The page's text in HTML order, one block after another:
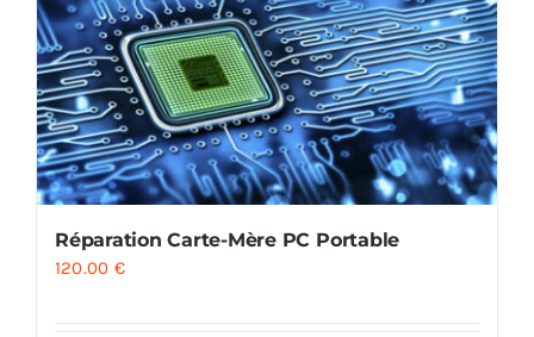
MAISON
PROMOTION
Réparation Carte-Mère PC Portable
120.00 €